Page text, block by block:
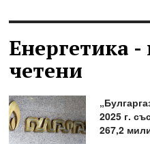
Енергетика -
четени
2025 г.
267,2